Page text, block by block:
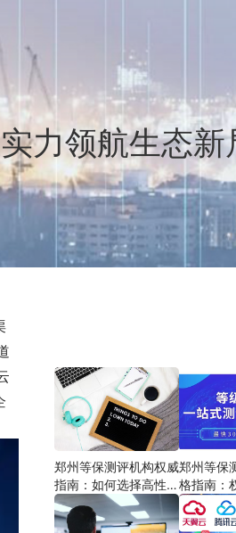
力领航生态新
郑州等保测评机构权威
指南：如何选择高性价
比服务商
郑州等保
格指南：
用解析